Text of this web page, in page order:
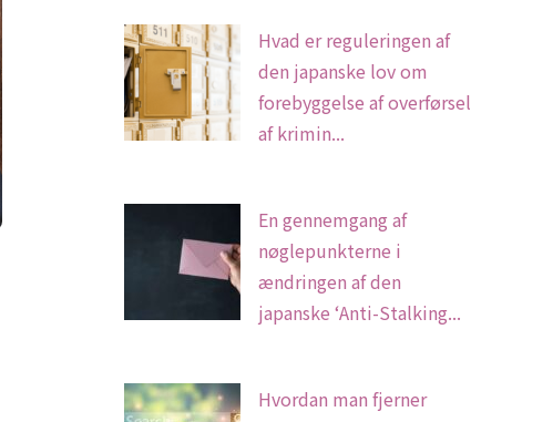
Hvad er reguleringen af
den japanske lov om
forebyggelse af overførsel
af krimin...
En gennemgang af
nøglepunkterne i
ændringen af den
japanske ‘Anti-Stalking...
Hvordan man fjerner